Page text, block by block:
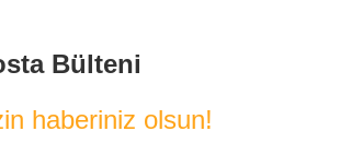
Bülteni
haberiniz olsun!